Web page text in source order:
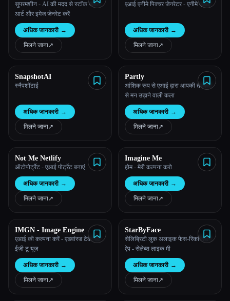
Esc
सुपरमशीन - AI की मदद से स्टॉक फ़ोटो,
आर्ट और इमेज जेनरेट करें
अधिक जानकारी →
मिलने जाना↗︎
एआई एनीमे पिक्चर जेनरेटर - एनीमे एआई
अधिक जानकारी →
मिलने जाना↗︎
SnapshotAI
स्नैपशॉटाई
अधिक जानकारी →
मिलने जाना↗︎
Partly
आंशिक रूप से एआई द्वारा आपकी तस्वीरों
से मन उड़ाने वाली कला
अधिक जानकारी →
मिलने जाना↗︎
Not Me Netlify
ऑटोपोर्ट्रेट - एआई पोर्ट्रेट बनाएं
अधिक जानकारी →
मिलने जाना↗︎
Imagine Me
होम - मेरी कल्पना करो
अधिक जानकारी →
मिलने जाना↗︎
IMGN - Image Engine
एआई की कल्पना करें - एडवांस्ड टेक मेड
ईज़ी टू यूज़
अधिक जानकारी →
मिलने जाना↗︎
StarByFace
सेलिब्रिटी लुक अलाइक फेस-रिकग्निशन
ऐप - सेलेब्स लाइक मी
अधिक जानकारी →
मिलने जाना↗︎